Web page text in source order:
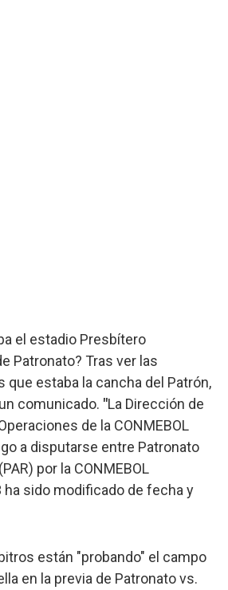
el estadio Presbítero
Patronato? Tras ver las
que estaba la cancha del Patrón,
comunicado. "La Dirección de
de la CONMEBOL
a disputarse entre Patronato
por la CONMEBOL
ha sido modificado de fecha y
están "probando" el campo
en la previa de Patronato vs.